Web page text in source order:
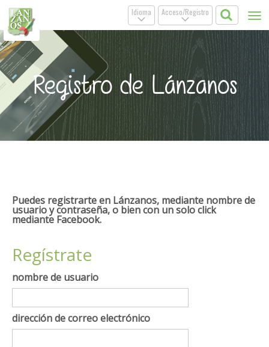
Acceso/Registro
.
Idioma
.
Registro de Lánzanos
Puedes registrarte en Lánzanos, mediante nombre de
usuario y contraseña, o bien con un solo click
mediante Facebook.
Regístrate
nombre de usuario
dirección de correo electrónico